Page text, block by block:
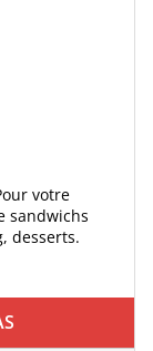
votre
sandwichs
desserts.